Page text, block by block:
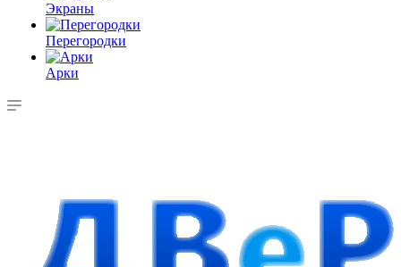
Экраны
Перегородки
Арки